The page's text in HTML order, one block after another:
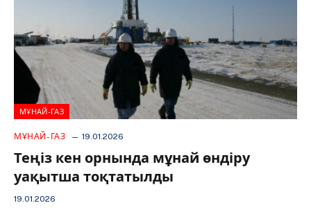
МҰНАЙ-ГАЗ
МҰНАЙ-ГАЗ 19.01.2026
Теңіз кен орнында мұнай өндіру
уақытша тоқтатылды
19.01.2026